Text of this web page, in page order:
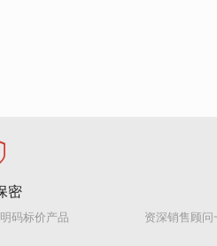
密
码标价产品 资深销售顾